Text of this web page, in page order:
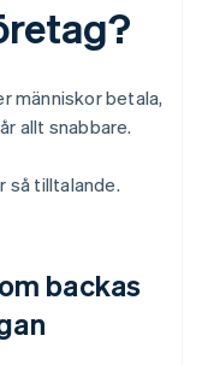
människor betala,
allt snabbare.
så tilltalande.
backas